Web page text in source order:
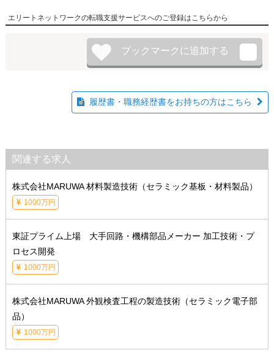
エリートネットワークの転職支援サービスへのご登録はこちらから
履歴書・職務経歴書をお持ちの方はこちら
関連する求人
株式会社MARUWA 材料製造技術（セラミック基板・材料製品）
1000万円
東証プライム上場 大手回路・機構部品メーカー 加工技術・プ
ロセス開発
1000万円
株式会社MARUWA 外観検査工程の製造技術（セラミック電子部
品）
1000万円